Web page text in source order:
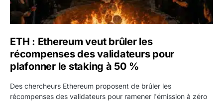
ETH : Ethereum veut brûler les
récompenses des validateurs pour
plafonner le staking à 50 %
Des chercheurs Ethereum proposent de brûler les
récompenses des validateurs pour ramener l'émission à zéro